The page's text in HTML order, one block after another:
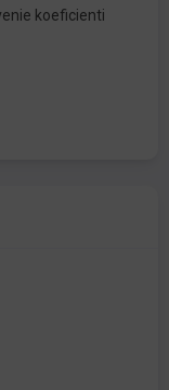
koeficienti